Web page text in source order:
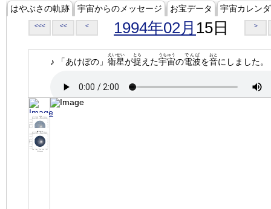
はやぶさの軌跡 宇宙からのメッセージ お宝データ 宇宙カレン
<<< << < 1994年02月 15日 >
♪ 「あけぼの」 衛星
えいせい
が捉
とら
えた宇宙
うちゅう
の電波
でんぱ
を音
おと
にしました。